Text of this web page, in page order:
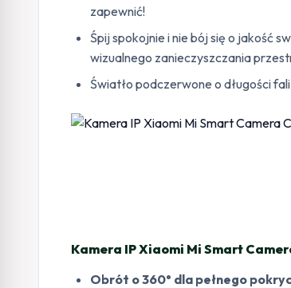
zapewnić!
Śpij spokojnie i nie bój się o jakość
wizualnego zanieczyszczania
Światło podczerwone o długości
Kamera IP Xiaomi Mi Smart
Obrót o 360° dla pełnego